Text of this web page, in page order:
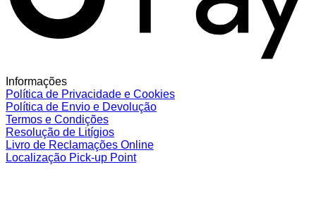
Informações
Política de Privacidade e Cookies
Política de Envio e Devolução
Termos e Condições
Resolução de Litígios
Livro de Reclamações Online
Localização Pick-up Point